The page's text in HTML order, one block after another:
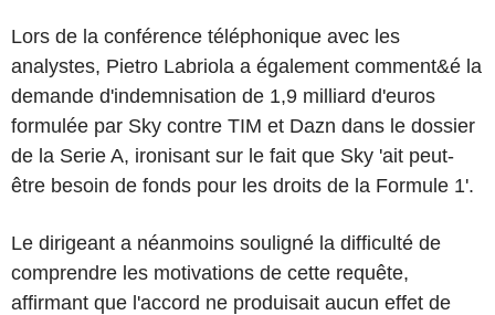
Lors de la conférence téléphonique avec les
analystes, Pietro Labriola a également comment&é la
demande d'indemnisation de 1,9 milliard d'euros
formulée par Sky contre TIM et Dazn dans le dossier
de la Serie A, ironisant sur le fait que Sky 'ait peut-
être besoin de fonds pour les droits de la Formule 1'.
Le dirigeant a néanmoins souligné la difficulté de
comprendre les motivations de cette requête,
affirmant que l'accord ne produisait aucun effet de